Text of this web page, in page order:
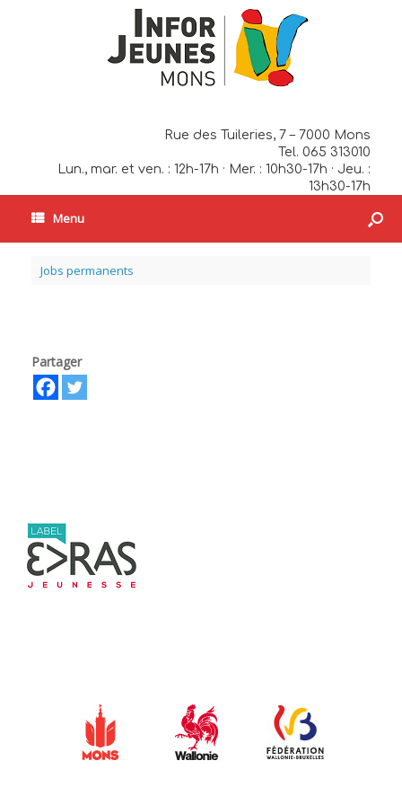
Rue des Tuileries, 7 – 7000 Mons
Tel. 065 313010
Lun., mar. et ven. : 12h-17h · Mer. : 10h30-17h · Jeu. :
13h30-17h
Menu
Jobs permanents
Partager